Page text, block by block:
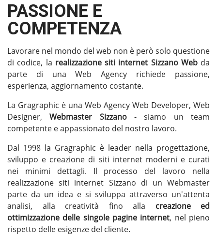
PASSIONE E
COMPETENZA
Lavorare nel mondo del web non è però solo questione
di codice, la realizzazione siti internet SizzanoWebda
parte di una Web Agency richiede passione,
esperienza, aggiornamento costante.
La Gragraphic è una Web Agency Web Developer, Web
Designer,Webmaster Sizzano- siamo un team
competente e appassionato del nostro lavoro.
Dal 1998 la Gragraphic è leader nella progettazione,
sviluppo e creazione di siti internet moderni e curati
nei minimi dettagli. Il processo del lavoro nella
realizzazione siti internet Sizzano di un Webmaster
parte da un idea e si sviluppa attraverso un'attenta
analisi, alla creatività fino alla creazione ed
ottimizzazione delle singole pagine internet, nel pieno
rispetto delle esigenze del cliente.